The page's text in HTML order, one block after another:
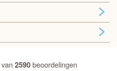
van2590beoordelingen